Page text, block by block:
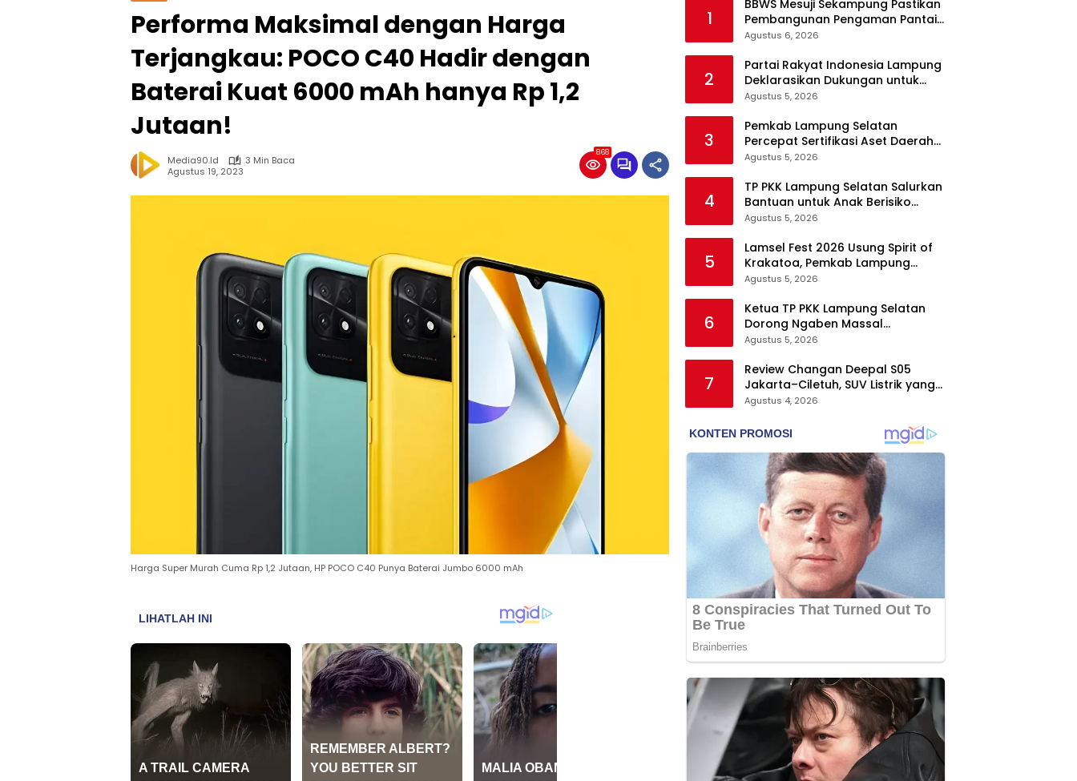
Performa Maksimal dengan Harga
Terjangkau: POCO C40 Hadir dengan
Baterai Kuat 6000 mAh hanya Rp 1,2
Jutaan!
Media90.id
3 Min Baca
Agustus 19, 2023
868
Harga Super Murah Cuma Rp 1,2 Jutaan, HP POCO C40 Punya Baterai Jumbo 6000 mAh
1
BBWS Mesuji Sekampung Pastikan
Pembangunan Pengaman Pantai
Mandiri Sejati Krui Penuhi
Agustus 6, 2026
2
Partai Rakyat Indonesia Lampung
Deklarasikan Dukungan untuk
Prabowo di Pilpres 2029
Agustus 5, 2026
3
Pemkab Lampung Selatan
Percepat Sertifikasi Aset Daerah
Lewat Sinergi dengan Kantor
Agustus 5, 2026
4
TP PKK Lampung Selatan Salurkan
Bantuan untuk Anak Berisiko
Stunting di Sidomulyo
Agustus 5, 2026
5
Lamsel Fest 2026 Usung Spirit of
Krakatoa, Pemkab Lampung
Selatan Siapkan Festival Lebih
Agustus 5, 2026
6
Ketua TP PKK Lampung Selatan
Dorong Ngaben Massal
Balinuraga Jadi Ikon Wisata
Agustus 5, 2026
7
Review Changan Deepal S05
Jakarta–Ciletuh, SUV Listrik yang
Nyaman dan Fun to Drive
Agustus 4, 2026